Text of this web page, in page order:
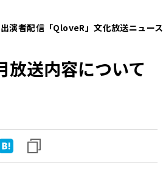
出演者配信「QloveR」文化放送ニュース
放送内容について